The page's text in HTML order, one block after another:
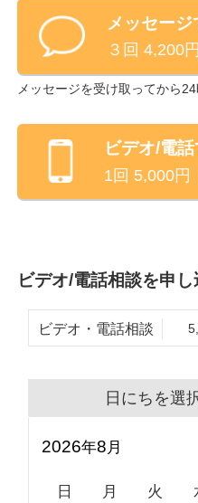
メッセー
３回 4,200
メッセージを受け取ってから
ビデオ/電話
1回 5,000円
ビデオ/電話相談を申し
ビデオ・電話相談
日にちを選
2026年8 月
日 月 火